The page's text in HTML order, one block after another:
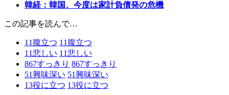
韓経：韓国、今度は家計負債発の危機
この記事を読んで…
11 腹立つ 11 腹立つ
11悲しい 11悲しい
867すっきり 867すっきり
51興味深い 51興味深い
13役に立つ 13役に立つ